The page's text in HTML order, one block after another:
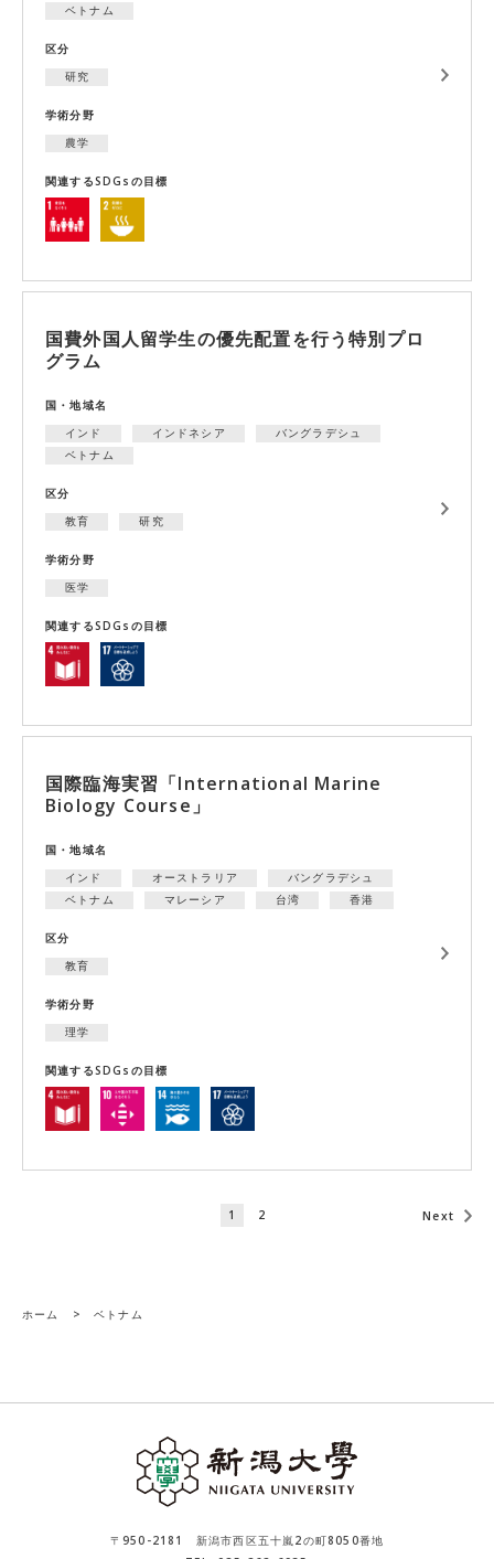
ベトナム
区分
研究
学術分野
農学
関連するSDGsの目標
国費外国人留学生の優先配置を行う特別プロ
グラム
国・地域名
インド
インドネシア
バングラデシュ
ベトナム
区分
教育
研究
学術分野
医学
関連するSDGsの目標
国際臨海実習「International Marine
Biology Course」
国・地域名
インド
オーストラリア
バングラデシュ
ベトナム
マレーシア 台湾 香港
区分
教育
学術分野
理学
関連するSDGsの目標
1 2 Next
ホーム > ベトナム
〒950-2181 新潟市西区五十嵐2の町8050番地